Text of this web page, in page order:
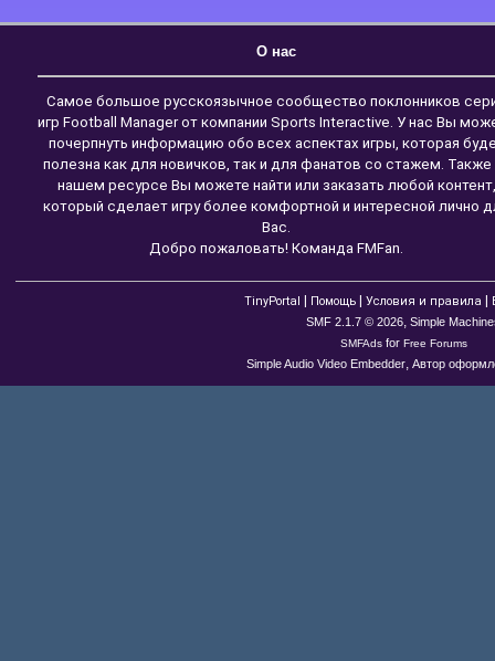
О нас
Самое большое русскоязычное сообщество поклонников
игр Football Manager от компании Sports Interactive. У нас Вы
почерпнуть информацию обо всех аспектах игры, которая
полезна как для новичков, так и для фанатов со стажем. Также
нашем ресурсе Вы можете найти или заказать любой контент,
который сделает игру более комфортной и интересной лично
Вас.
Добро пожаловать! Команда FMFan.
TinyPortal Помощь Условия и правила
SMF 2.1.7 © 2026, Simple
SMFAdsfor Free Forums
Simple Audio Video Embedder, Автор